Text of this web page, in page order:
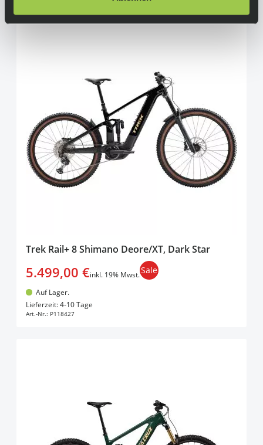
Trek Rail+ 8 Shimano Deore/XT, Dark Star
5.499,00 €inkl. 19% Mwst.Sale
Auf Lager.
Lieferzeit: 4-10 Tage
Art.-Nr.: P118427